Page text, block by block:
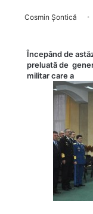
Cosmin Șontică
Începând de
preluată de
militar care a